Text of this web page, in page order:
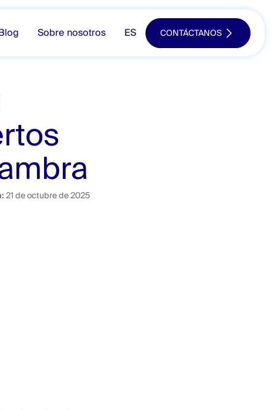
Sobre nosotros ES CONTÁCTANOS
21 de octubre de 2025